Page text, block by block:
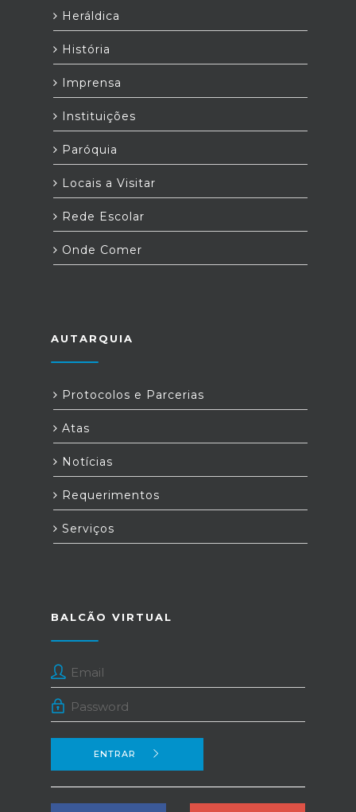
Heráldica
História
Imprensa
Instituições
Paróquia
Locais a Visitar
Rede Escolar
Onde Comer
AUTARQUIA
Protocolos e Parcerias
Atas
Notícias
Requerimentos
Serviços
BALCÃO VIRTUAL
ENTRAR